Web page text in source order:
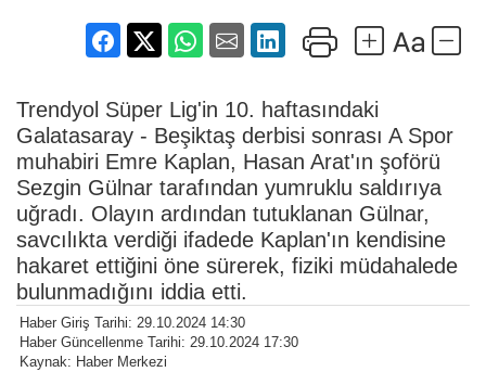
Trendyol Süper Lig'in 10. haftasındaki
Galatasaray - Beşiktaş derbisi sonrası A Spor
muhabiri Emre Kaplan, Hasan Arat'ın şoförü
Sezgin Gülnar tarafından yumruklu saldırıya
uğradı. Olayın ardından tutuklanan Gülnar,
savcılıkta verdiği ifadede Kaplan'ın kendisine
hakaret ettiğini öne sürerek, fiziki müdahalede
bulunmadığını iddia etti.
Haber Giriş Tarihi: 29.10.2024 14:30
Haber Güncellenme Tarihi: 29.10.2024 17:30
Kaynak: Haber Merkezi